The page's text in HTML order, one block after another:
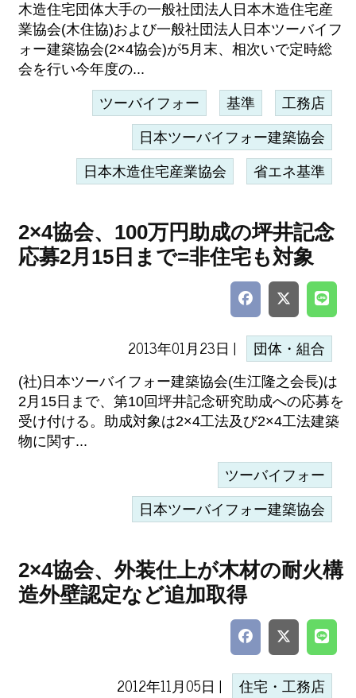
木造住宅団体大手の一般社団法人日本木造住宅産
業協会(木住協)および一般社団法人日本ツーバイフ
ォー建築協会(2×4協会)が5月末、相次いで定時総
会を行い今年度の...
ツーバイフォー 基準 工務店
日本ツーバイフォー建築協会
日本木造住宅産業協会 省エネ基準
2×4協会、100万円助成の坪井記念
応募2月15日まで=非住宅も対象
2013年01月23日 | 団体・組合
(社)日本ツーバイフォー建築協会(生江隆之会長)は
2月15日まで、第10回坪井記念研究助成への応募を
受け付ける。助成対象は2×4工法及び2×4工法建築
物に関す...
ツーバイフォー
日本ツーバイフォー建築協会
2×4協会、外装仕上が木材の耐火構
造外壁認定など追加取得
2012年11月05日 | 住宅・工務店